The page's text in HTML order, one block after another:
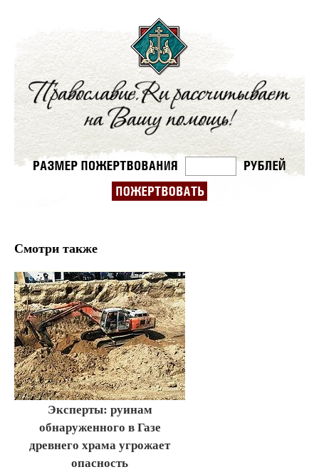
Смотри также
Эксперты: руинам
обнаруженного в Газе
древнего храма угрожает
опасность